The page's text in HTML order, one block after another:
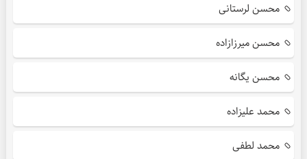
محسن لرستانی
محسن میرزازاده
محسن یگانه
محمد علیزاده
محمد لطفی